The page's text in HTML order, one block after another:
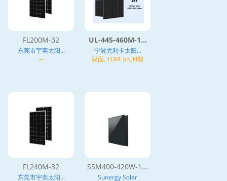
FL200M-32
东莞市宇奕太阳...
--
UL-445-460M-1...
宁波尤利卡太阳...
双面, TOPCon, N型
FL240M-32
东莞市宇奕太阳...
SSM400-420W-1...
Sunergy Solar